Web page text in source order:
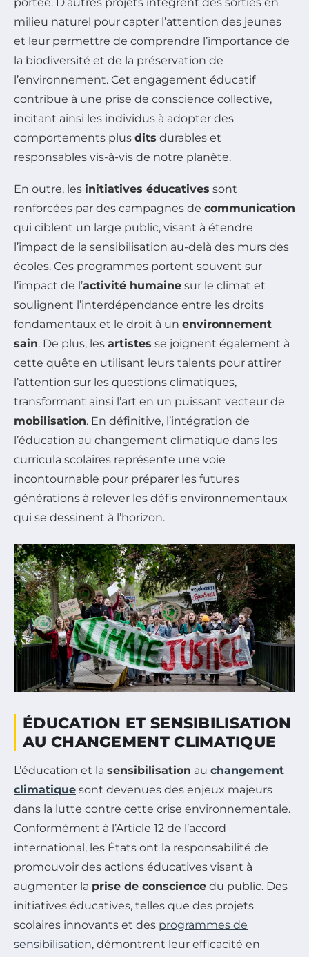
portée. D’autres projets intègrent des sorties en
milieu naturel pour capter l’attention des jeunes
et leur permettre de comprendre l’importance de
la biodiversité et de la préservation de
l’environnement. Cet engagement éducatif
contribue à une prise de conscience collective,
incitant ainsi les individus à adopter des
comportements plus dits durables et
responsables vis-à-vis de notre planète.
En outre, les initiatives éducatives sont
renforcées par des campagnes de communication
qui ciblent un large public, visant à étendre
l’impact de la sensibilisation au-delà des murs des
écoles. Ces programmes portent souvent sur
l’impact de l’activité humaine sur le climat et
soulignent l’interdépendance entre les droits
fondamentaux et le droit à un environnement
sain. De plus, les artistes se joignent également à
cette quête en utilisant leurs talents pour attirer
l’attention sur les questions climatiques,
transformant ainsi l’art en un puissant vecteur de
mobilisation. En définitive, l’intégration de
l’éducation au changement climatique dans les
curricula scolaires représente une voie
incontournable pour préparer les futures
générations à relever les défis environnementaux
qui se dessinent à l’horizon.
ÉDUCATION ET SENSIBILISATION
AU CHANGEMENT CLIMATIQUE
L’éducation et la sensibilisation au changement
climatique sont devenues des enjeux majeurs
dans la lutte contre cette crise environnementale.
Conformément à l’Article 12 de l’accord
international, les États ont la responsabilité de
promouvoir des actions éducatives visant à
augmenter la prise de conscience du public. Des
initiatives éducatives, telles que des projets
scolaires innovants et des programmes de
sensibilisation, démontrent leur efficacité en